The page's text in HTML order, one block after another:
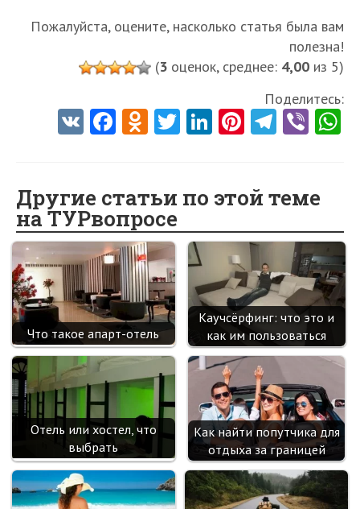
Пожалуйста, оцените, насколько статья была вам
полезна!
(3 оценок, среднее: 4,00 из 5)
Поделитесь:
V Fa
o
o
k
O
o
kl
as
sn
ik
i
T
er
Li
dI
n
Pi
es
t
Te
a
m
Vi
Другие статьи по этой теме
на ТУРвопросе
Что такое апарт-отель
Каучсёрфинг: что это и
как им пользоваться
Отель или хостел, что
выбрать
Как найти попутчика для
отдыха за границей